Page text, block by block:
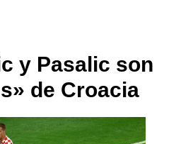
y Pasalic son
de Croacia